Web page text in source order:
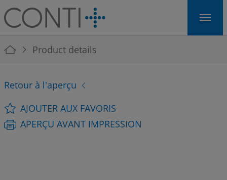
Skip to main navigation
Skip to main content
Skip to page footer
You are here:
Product details
Retour à l'aperçu
AJOUTER AUX FAVORIS
APERÇU AVANT IMPRESSION